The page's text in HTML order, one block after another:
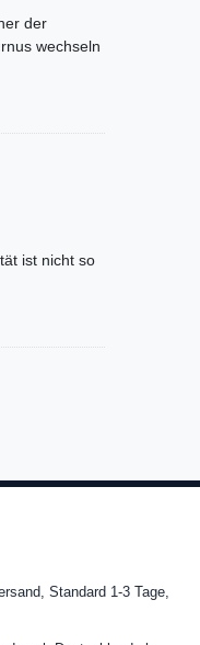
der
wechseln
ist nicht so
Standard 1-3 Tage,